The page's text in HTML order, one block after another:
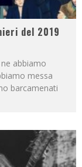
del 2019
abbiamo
messa
barcamenati